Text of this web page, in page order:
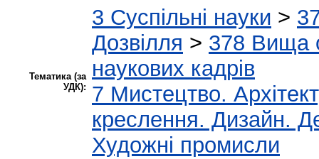
Тематика (за
УДК):
3 Суспільні науки >
Дозвілля > 378 Вища
наукових кадрів
7 Мистецтво.
креслення. Дизайн.
Художні промисли